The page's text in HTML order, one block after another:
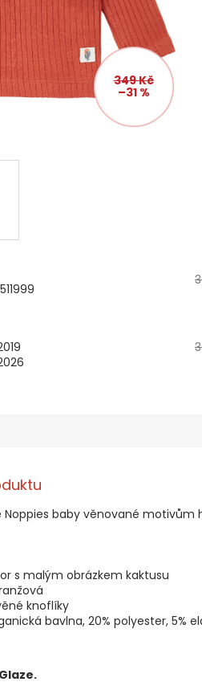
349 Kč
–31 %
Noppies baby věnované motivům
s malým obrázkem kaktusu
knoflíky
bavlna, 20% polyester, 5%